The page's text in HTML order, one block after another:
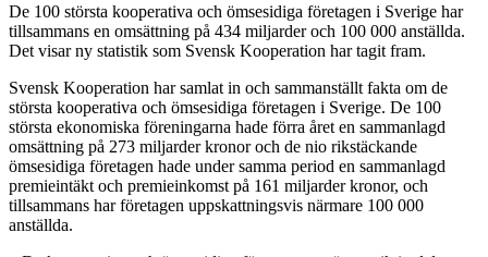
De 100 största kooperativa och ömsesidiga företagen i Sverige har
tillsammans en omsättning på 434 miljarder och 100 000 anställda.
Det visar ny statistik som Svensk Kooperation har tagit fram.
Svensk Kooperation har samlat in och sammanställt fakta om de
största kooperativa och ömsesidiga företagen i Sverige. De 100
största ekonomiska föreningarna hade förra året en sammanlagd
omsättning på 273 miljarder kronor och de nio rikstäckande
ömsesidiga företagen hade under samma period en sammanlagd
premieintäkt och premieinkomst på 161 miljarder kronor, och
tillsammans har företagen uppskattningsvis närmare 100 000
anställda.